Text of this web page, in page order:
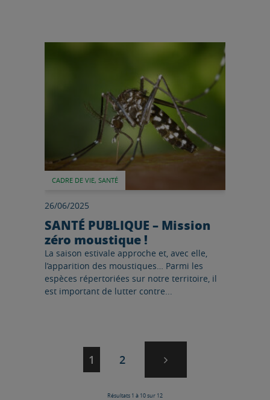
CADRE DE VIE, SANTÉ
26/06/2025
SANTÉ PUBLIQUE – Mission
zéro moustique !
La saison estivale approche et, avec elle,
l’apparition des moustiques… Parmi les
espèces répertoriées sur notre territoire, il
est important de lutter contre...
Navigation
Page
1 Page
2 Page suivante
Résultats 1 à 10 sur 12